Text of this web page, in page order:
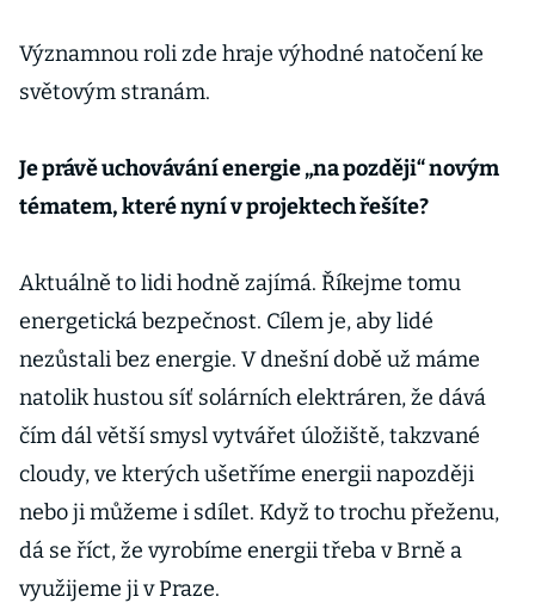
miliardy
Významnou roli zde hraje výhodné natočení ke
světovým stranám.
Je právě uchovávání energie „na později“ novým
tématem, které nyní v projektech řešíte?
Aktuálně to lidi hodně zajímá. Říkejme tomu
energetická bezpečnost. Cílem je, aby lidé
nezůstali bez energie. V dnešní době už máme
natolik hustou síť solárních elektráren, že dává
čím dál větší smysl vytvářet úložiště, takzvané
cloudy, ve kterých ušetříme energii napozději
nebo ji můžeme i sdílet. Když to trochu přeženu,
dá se říct, že vyrobíme energii třeba v Brně a
využijeme ji v Praze.